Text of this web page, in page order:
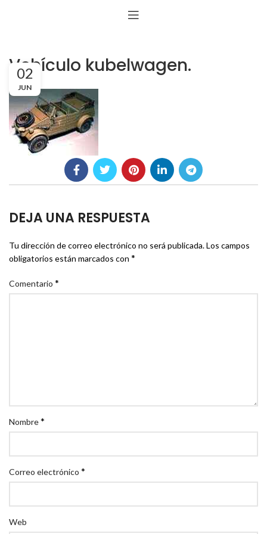
Vehículo kubelwagen.
02
JUN
DEJA UNA RESPUESTA
Tu dirección de correo electrónico no será publicada.Los campos
obligatorios están marcados con *
Comentario *
Nombre*
Correo electrónico *
Web